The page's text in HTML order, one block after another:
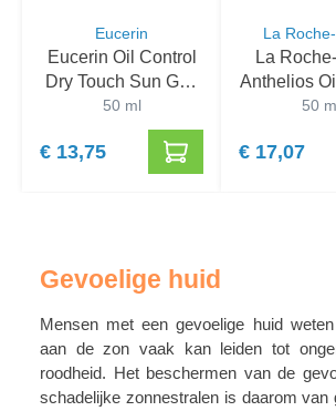
Eucerin
Eucerin Oil Control
Dry Touch Sun Gel-
Crème SPF 50+
50 ml
€ 13,75
La
La
Anthelios
SPF
50
€ 17,07
Gevoelige huid
Mensen met een gevoelige huid
aan de zon vaak kan leiden tot
roodheid. Het beschermen van de
schadelijke zonnestralen is daarom van